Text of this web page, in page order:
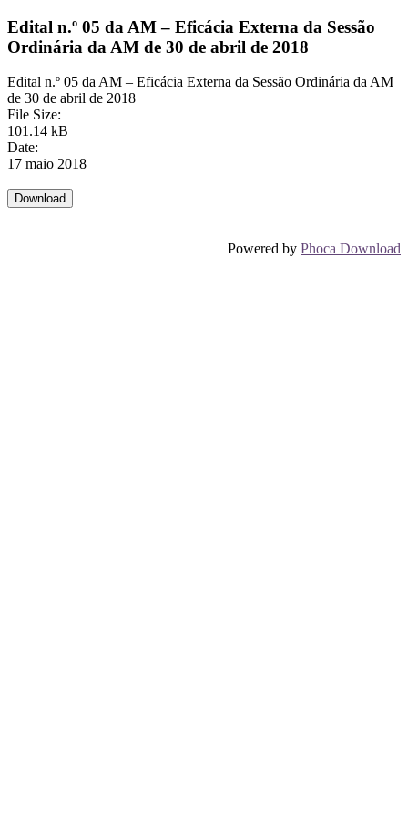
Edital n.º 05 da AM – Eficácia Externa da Sessão
Ordinária da AM de 30 de abril de 2018
Edital n.º 05 da AM – Eficácia Externa da Sessão Ordinária da AM
de 30 de abril de 2018
File Size:
101.14 kB
Date:
17 maio 2018
Powered by Phoca Download